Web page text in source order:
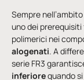
Sempre
uno dei
polimerici nei
alogenati. A
serie FR3
inferiorequando